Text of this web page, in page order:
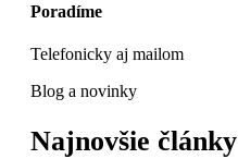
Poradíme
Telefonicky aj mailom
Blog a novinky
Najnovšie články